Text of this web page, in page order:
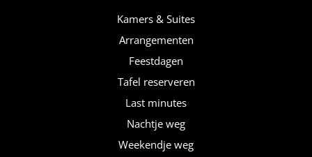
Kamers & Suites
Arrangementen
Feestdagen
Tafel reserveren
Last minutes
Nachtje weg
Weekendje weg